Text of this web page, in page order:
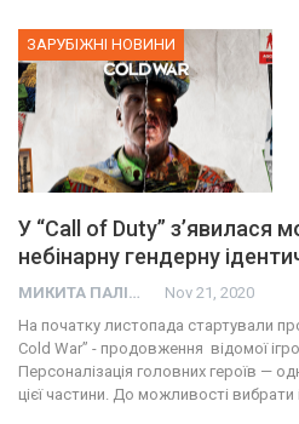
ЗАРУБІЖНІ НОВИНИ
У “Call of Duty” з’явилася
небінарну гендерну
МИКИТА ПАЛІЙ Nov 21, 2020
На початку листопада стартували
Cold War” - продовження відомої
Персоналізація головних героїв —
цієї частини. До можливості вибрати